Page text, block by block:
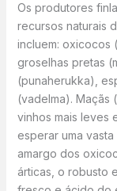
Os produtores
recursos naturais
incluem: oxicocos
groselhas pretas
(punaherukka),
(vadelma). Maçãs
vinhos mais leves
esperar uma
amargo dos
árticas, o robusto